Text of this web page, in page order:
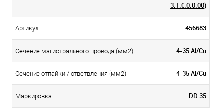
3.1.0.0.0.00)
Артикул 456683
Сечение магистрального провода (мм2) 4-35 Al/Cu
Сечение отпайки / ответвления (мм2) 4-35 Al/Cu
Маркировка DD 35